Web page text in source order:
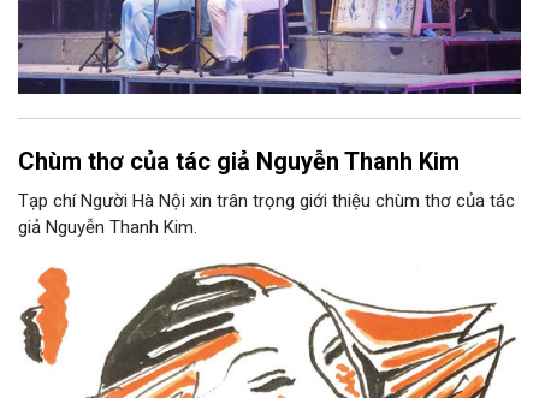
Chùm thơ của tác giả Nguyễn Thanh Kim
Tạp chí Người Hà Nội xin trân trọng giới thiệu chùm thơ của tác
giả Nguyễn Thanh Kim.